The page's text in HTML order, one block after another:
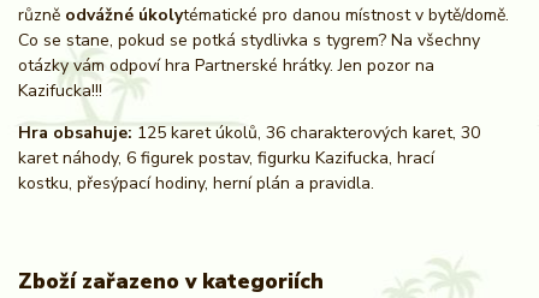
různě odvážné úkolytématické pro danou místnost v bytě/domě.
Co se stane, pokud se potká stydlivka s tygrem? Na všechny
otázky vám odpoví hra Partnerské hrátky. Jen pozor na
Kazifucka!!!
Hra obsahuje:125 karet úkolů, 36 charakterových karet, 30
karet náhody, 6 figurek postav, figurku Kazifucka, hrací
kostku, přesýpací hodiny, herní plán a pravidla.
Zboží zařazeno v kategoriích